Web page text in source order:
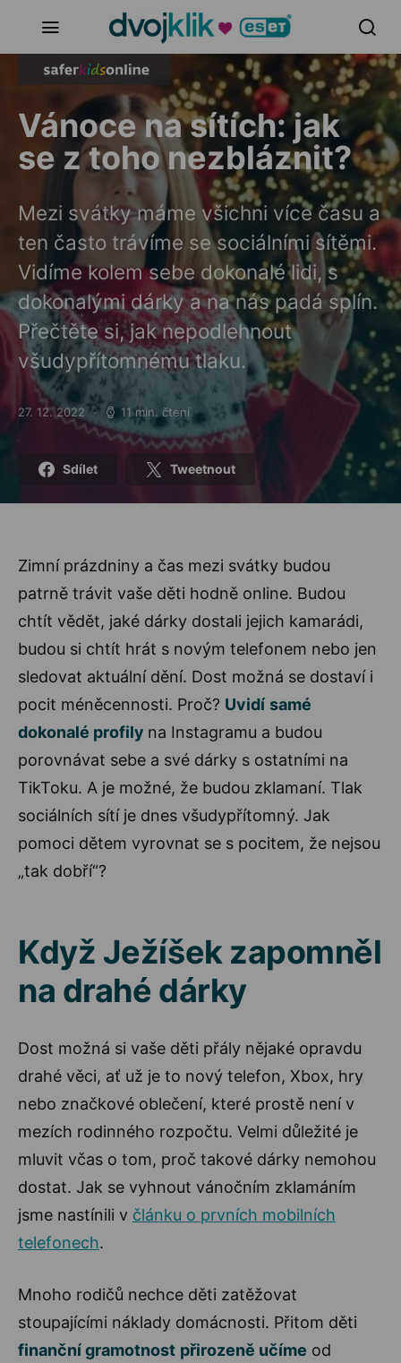
Vánoce na sítích: jak
se z toho nezbláznit?
Mezi svátky máme všichni více času a
ten často trávíme se sociálními sítěmi.
Vidíme kolem sebe dokonalé lidi, s
dokonalými dárky a na nás padá splín.
Přečtěte si, jak nepodlehnout
všudypřítomnému tlaku.
Posted on
27. 12. 2022 11 min. čtení
Sdílet Tweetnout
Zimní prázdniny a čas mezi svátky budou
patrně trávit vaše děti hodně online. Budou
chtít vědět, jaké dárky dostali jejich kamarádi,
budou si chtít hrát s novým telefonem nebo jen
sledovat aktuální dění. Dost možná se dostaví i
pocit méněcennosti. Proč? Uvidí samé
dokonalé profily na Instagramu a budou
porovnávat sebe a své dárky s ostatními na
TikToku. A je možné, že budou zklamaní. Tlak
sociálních sítí je dnes všudypřítomný. Jak
pomoci dětem vyrovnat se s pocitem, že nejsou
„tak dobří“?
Když Ježíšek zapomněl
na drahé dárky
Dost možná si vaše děti přály nějaké opravdu
drahé věci, ať už je to nový telefon, Xbox, hry
nebo značkové oblečení, které prostě není v
mezích rodinného rozpočtu. Velmi důležité je
mluvit včas o tom, proč takové dárky nemohou
dostat. Jak se vyhnout vánočním zklamáním
jsme nastínili v článku o prvních mobilních
telefonech.
Mnoho rodičů nechce děti zatěžovat
stoupajícími náklady domácnosti. Přitom děti
finanční gramotnost přirozeně učíme od